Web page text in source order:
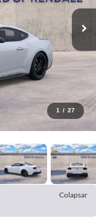
1 / 27
Colapsar